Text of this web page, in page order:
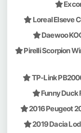
Loreal Elseve
Daewoo
Pirelli Scorpion
TP-Link
Funny Duck
2016 Peugeot
2019 Dacia